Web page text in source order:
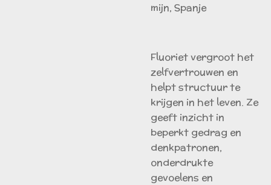
mijn, Spanje
Fluoriet vergroot het
zelfvertrouwen en
helpt structuur te
krijgen in het leven. Ze
geeft inzicht in
beperkt gedrag en
denkpatronen,
onderdrukte
gevoelens en